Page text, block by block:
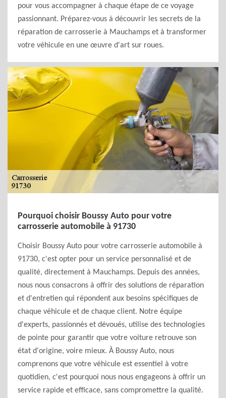
pour vous accompagner à chaque étape de ce voyage
passionnant. Préparez-vous à découvrir les secrets de la
réparation de carrosserie à Mauchamps et à transformer
votre véhicule en une œuvre d'art sur roues.
Pourquoi choisir Boussy Auto pour votre
carrosserie automobile à 91730
Choisir Boussy Auto pour votre carrosserie automobile à
91730, c'est opter pour un service personnalisé et de
qualité, directement à Mauchamps. Depuis des années,
nous nous consacrons à offrir des solutions de réparation
et d'entretien qui répondent aux besoins spécifiques de
chaque véhicule et de chaque client. Notre équipe
d'experts, passionnés et dévoués, utilise des technologies
de pointe pour garantir que votre voiture retrouve son
état d'origine, voire mieux. À Boussy Auto, nous
comprenons que votre véhicule est essentiel à votre
quotidien, c'est pourquoi nous nous engageons à offrir un
service rapide et efficace, sans compromettre la qualité.